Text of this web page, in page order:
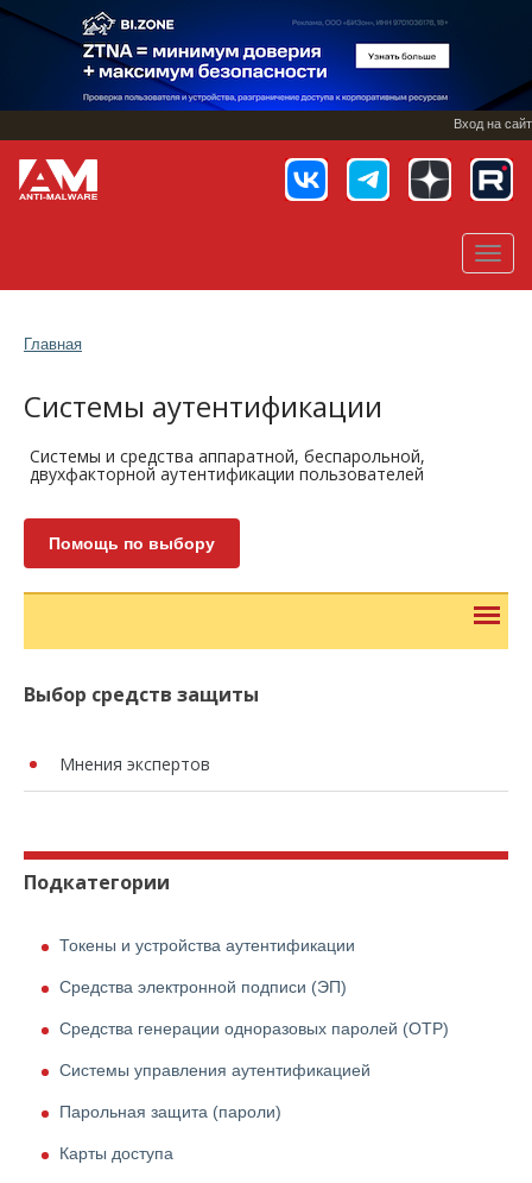
Перейти
основному
Вход на сайт
Главная
Системы аутентификации
Системы и средства аппаратной, беспарольной,
двухфакторной аутентификации пользователей
Помощь по выбору
Выбор средств защиты
Мнения экспертов
Подкатегории
Токены и устройства аутентификации
Средства электронной подписи (ЭП)
Средства генерации одноразовых паролей (OTP)
Системы управления аутентификацией
Парольная защита (пароли)
Карты доступа